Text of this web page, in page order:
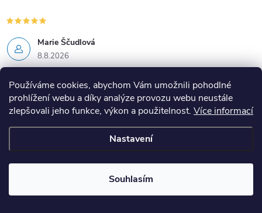
Používáme cookies, abychom Vám umožnili pohodlné
prohlížení webu a díky analýze provozu webu neustále
zlepšovali jeho funkce, výkon a použitelnost. Více informací
Nastavení
Souhlasím
s
u
Marie Ščudlová
8.8.2026
Z
á
Mějte přehled o novinkách
a slevách